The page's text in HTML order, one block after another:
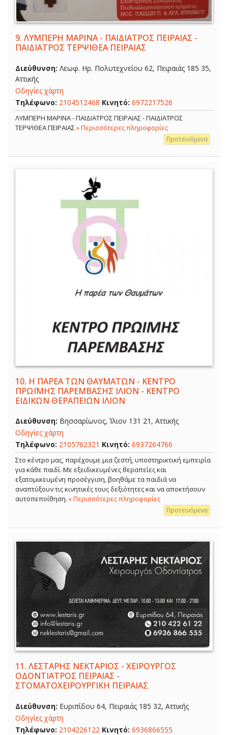
9. ΛΥΜΠΕΡΗ ΜΑΡΙΝΑ - ΠΑΙΔΙΑΤΡΟΣ ΠΕΙΡΑΙΑΣ -
ΠΑΙΔΙΑΤΡΟΣ ΤΕΡΨΙΘΕΑ ΠΕΙΡΑΙΑΣ
Διεύθυνση: Λεωφ. Ηρ. Πολυτεχνείου 62, Πειραιάς 185 35,
Αττικής
Οδηγίες χάρτη
Τηλέφωνο: 2104512468 Κινητό: 6972217526
ΛΥΜΠΕΡΗ ΜΑΡΙΝΑ - ΠΑΙΔΙΑΤΡΟΣ ΠΕΙΡΑΙΑΣ - ΠΑΙΔΙΑΤΡΟΣ
ΤΕΡΨΙΘΕΑ ΠΕΙΡΑΙΑΣ» Περισσότερες πληροφορίες
Προτεινόμενα
10. Η ΠΑΡΕΑ ΤΩΝ ΘΑΥΜΑΤΩΝ - ΚΕΝΤΡΟ
ΠΡΩΪΜΗΣ ΠΑΡΕΜΒΑΣΗΣ ΙΛΙΟΝ - ΚΕΝΤΡΟ
ΕΙΔΙΚΩΝ ΘΕΡΑΠΕΙΩΝ ΙΛΙΟΝ
Διεύθυνση: Βησσαρίωνος, Ίλιον 131 21, Αττικής
Οδηγίες χάρτη
Τηλέφωνο: 2105762321 Κινητό: 6937264766
Στο κέντρο μας, παρέχουμε μια ζεστή, υποστηρικτική εμπειρία
για κάθε παιδί. Με εξειδικευμένες θεραπείες και
εξατομικευμένη προσέγγιση, βοηθάμε τα παιδιά να
αναπτύξουν τις κινητικές τους δεξιότητες και να αποκτήσουν
αυτοπεποίθηση. » Περισσότερες πληροφορίες
Προτεινόμενα
11. ΛΕΣΤΑΡΗΣ ΝΕΚΤΑΡΙΟΣ - ΧΕΙΡΟΥΡΓΟΣ
ΟΔΟΝΤΙΑΤΡΟΣ ΠΕΙΡΑΙΑΣ -
ΣΤΟΜΑΤΟΧΕΙΡΟΥΡΓΙΚΗ ΠΕΙΡΑΙΑΣ
Διεύθυνση: Ευριπίδου 64, Πειραιάς 185 32, Αττικής
Οδηγίες χάρτη
Τηλέφωνο: 2104226122 Κινητό: 6936866555